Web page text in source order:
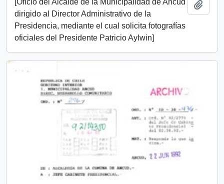
dirigido al Director Administrativo de la
Presidencia, mediante el cual solicita fotografías
oficiales del Presidente Patricio Aylwin]